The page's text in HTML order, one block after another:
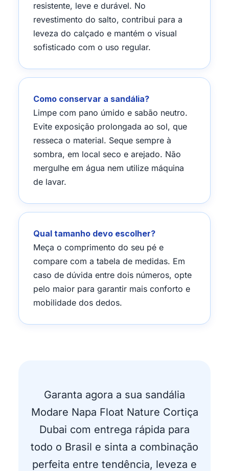
resistente, leve e durável. No
revestimento do salto, contribui para a
leveza do calçado e mantém o visual
sofisticado com o uso regular.
Como conservar a sandália?
Limpe com pano úmido e sabão neutro.
Evite exposição prolongada ao sol, que
resseca o material. Seque sempre à
sombra, em local seco e arejado. Não
mergulhe em água nem utilize máquina
de lavar.
Qual tamanho devo escolher?
Meça o comprimento do seu pé e
compare com a tabela de medidas. Em
caso de dúvida entre dois números, opte
pelo maior para garantir mais conforto e
mobilidade dos dedos.
Garanta agora a sua sandália
Modare Napa Float Nature Cortiça
Dubai com entrega rápida para
todo o Brasil e sinta a combinação
perfeita entre tendência, leveza e